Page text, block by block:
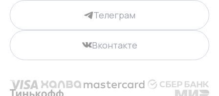
Телеграм
Вконтакте